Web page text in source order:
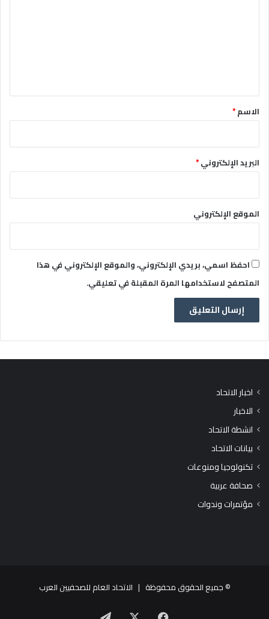
*الاسم*
البريد الإلكتروني*
الموقع الإلكتروني
احفظ اسمي، بريدي الإلكتروني، والموقع الإلكتروني في هذا
المتصفح لاستخدامها المرة المقبلة في تعليقي.
اخبار الاتحاد
الاخبار
انشطة الاتحاد
بيانات الاتحاد
تكنولوجيا ومنوعات
صحافة عربية
مؤتمرات وندوات
© جميع الحقوق محفوظة | الاتحاد العام للصحفيين العرب